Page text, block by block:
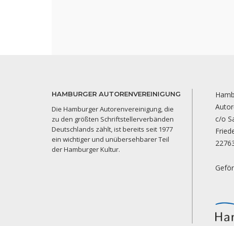
HAMBURGER AUTORENVEREINIGUNG
Die Hamburger Autorenvereinigung, die
zu den größten Schriftstellerverbänden
Deutschlands zählt, ist bereits seit 1977
ein wichtiger und unübersehbarer Teil
der Hamburger Kultur.
c/o